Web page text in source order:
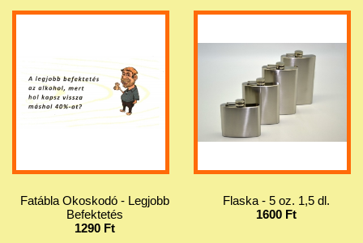
Fatábla Okoskodó - Legjobb
Befektetés
1290 Ft
Flaska - 5 oz. 1,5 dl.
1600 Ft